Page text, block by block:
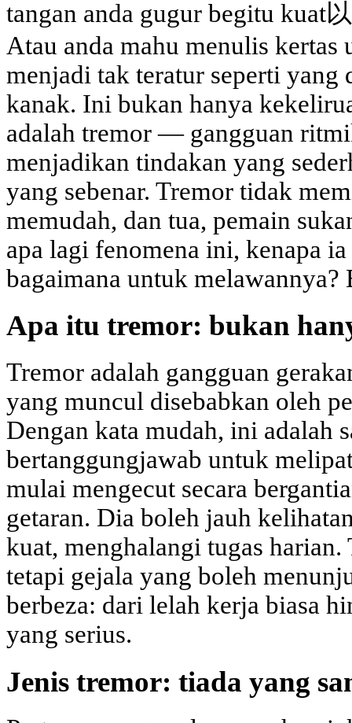
tangan anda gugur begitu kuat
Atau anda mahu menulis
menjadi tak teratur seperti yang
kanak. Ini bukan hanya
adalah tremor — gangguan
menjadikan tindakan yang
yang sebenar. Tremor tidak
memudah, dan tua, pemain
apa lagi fenomena ini, kenapa
bagaimana untuk melawannya?
Apa itu tremor: bukan
Tremor adalah gangguan
yang muncul disebabkan oleh
Dengan kata mudah, ini adalah
bertanggungjawab untuk
mulai mengecut secara
getaran. Dia boleh jauh
kuat, menghalangi tugas
tetapi gejala yang boleh
berbeza: dari lelah kerja biasa
yang serius.
Jenis tremor: tiada yang